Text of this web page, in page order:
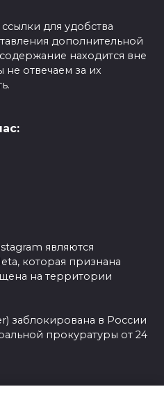
для удобства
дополнительной
находится вне
отвечаем за их
являются
которая признана
на территории
заблокирована в России
прокуратуры от 24